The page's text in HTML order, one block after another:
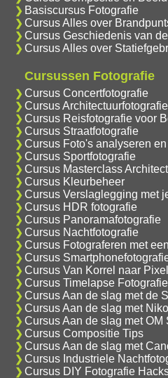
Basiscursus Fotografie
Cursus Alles over
Cursus Geschiedenis van
Cursus Alles over
Cursussen Fotografie
Cursus Concertfotografie
Cursus Architectuurfotografie
Cursus Reisfotografie voor
Cursus Straatfotografie
Cursus Foto's analyseren
Cursus Sportfotografie
Cursus Masterclass
Cursus Kleurbeheer
Cursus Verslaglegging met
Cursus HDR fotografie
Cursus Panoramafotografie
Cursus Nachtfotografie
Cursus Fotograferen met
Cursus
Cursus Van Korrel naar
Cursus Timelapse Fotografie
Cursus Aan de slag met de
Cursus Aan de slag met
Cursus Aan de slag met OM
Cursus Compositie Tips
Cursus Aan de slag met
Cursus Industriele
Cursus DIY Fotografie